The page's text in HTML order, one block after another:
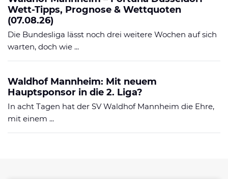
Wett-Tipps, Prognose & Wettquoten
(07.08.26)
Die Bundesliga lässt noch drei weitere Wochen auf sich
warten, doch wie ...
Waldhof Mannheim: Mit neuem
Hauptsponsor in die 2. Liga?
In acht Tagen hat der SV Waldhof Mannheim die Ehre,
mit einem ...